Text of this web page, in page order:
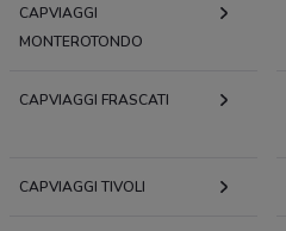
CAPVIAGGI
MONTEROTONDO
CAPVIAGGI FRASCATI
CAPVIAGGI TIVOLI